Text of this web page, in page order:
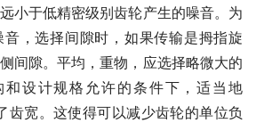
小于低精密级别齿轮产生的噪音。为
，选择间隙时，如果传输是拇指旋
间隙。平均，重物，应选择略微大的
和设计规格允许的条件下，适当地
齿宽。这使得可以减少齿轮的单位负